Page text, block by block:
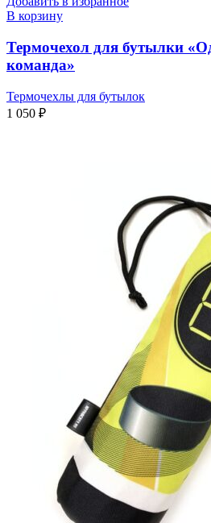
В корзину
Термочехол для бутылки
команда»
Термочехлы для бутылок
1 050 ₽